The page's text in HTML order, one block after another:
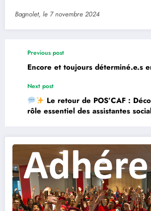
Bagnolet, le 7 novembre 2024
Previous post
Encore et toujours déterminé.e.s
Next post
Le retour de POS’CAF :
rôle essentiel des assistantes